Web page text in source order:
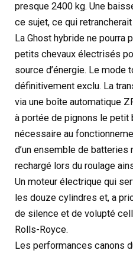
presque 2400 kg. Une
ce sujet, ce qui
La Ghost hybride ne
petits chevaux électrisés
source d’énergie. Le mode
définitivement exclu. La
via une boîte automatique
à portée de pignons le petit
nécessaire au
d’un ensemble de
rechargé lors du roulage
Un moteur électrique qui
les douze cylindres et, a
de silence et de volupté
Rolls-Royce.
Les performances canons